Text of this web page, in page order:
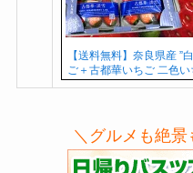
【送料無料】奈良県産 ”
ご＋古都華いちご 二色
＼グルメも絶景